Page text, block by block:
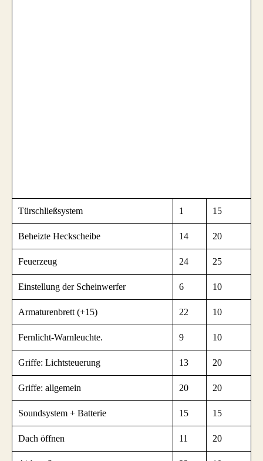
Türschließsystem 1 15
Beheizte Heckscheibe 14 20
Feuerzeug 24 25
Einstellung der Scheinwerfer 6 10
Armaturenbrett (+15) 22 10
Fernlicht-Warnleuchte. 9 10
Griffe: Lichtsteuerung 13 20
Griffe: allgemein 20 20
Soundsystem + Batterie 15 15
Dach öffnen 11 20